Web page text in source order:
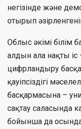
негізінде және
отырып
Облыс әкімі білім
алдын ала нақты
цифрландыру
қауіпсіздігі
басқармасына –
сақтау саласында
бойынша да